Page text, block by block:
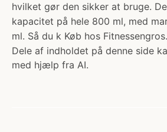
hvilket gør den sikker at bruge.
kapacitet på hele 800 ml, med
ml. Så du k Køb hos
Dele af indholdet på denne side
med hjælp fra AI.